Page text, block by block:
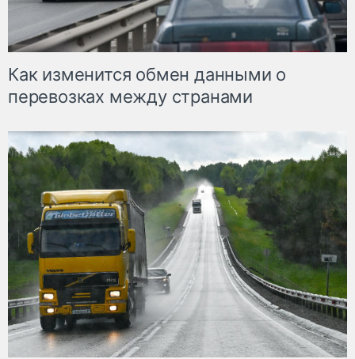
Как изменится обмен данными о
перевозках между странами